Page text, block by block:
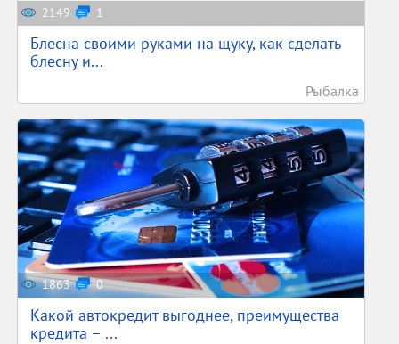
2149 1
Блесна своими руками на щуку, как сделать
блесну и...
Рыбалка
1863 0
Какой автокредит выгоднее, преимущества
кредита – ...